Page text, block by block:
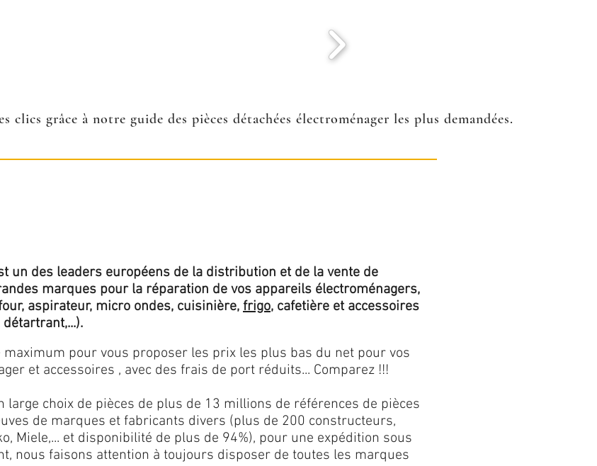
grâce à notre guide des pièces détachées électroménager les plus demandées.
un des leaders européens de la distribution et de la vente de
marques pour la réparation de vos appareils électroménagers,
aspirateur, micro ondes, cuisinière, frigo, cafetière et accessoires
pour vous proposer les prix les plus bas du net pour vos
et accessoires , avec des frais de port réduits... Comparez !!!
large choix de pièces de plus de 13 millions de références de pièces
de marques et fabricants divers (plus de 200 constructeurs,
Miele,... et disponibilité de plus de 94%), pour une expédition sous
nous faisons attention à toujours disposer de toutes les marques